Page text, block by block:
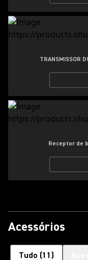
TRANSMISSOR
Receptor de
Acessórios
Tudo (11 )